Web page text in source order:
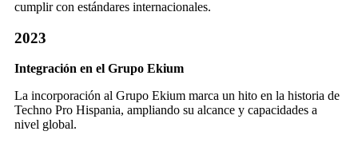
cumplir con estándares internacionales.
2023
Integración en el Grupo Ekium
La incorporación al Grupo Ekium marca un hito en la historia de
Techno Pro Hispania, ampliando su alcance y capacidades a
nivel global.